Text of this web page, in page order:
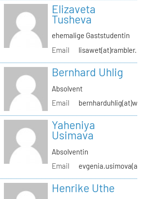
Elizaveta
Tusheva
ehemalige Gaststudentin
Email
Bernhard Uhlig
Absolvent
Email
Yaheniya
Usimava
Absolventin
Email
Henrike Uthe